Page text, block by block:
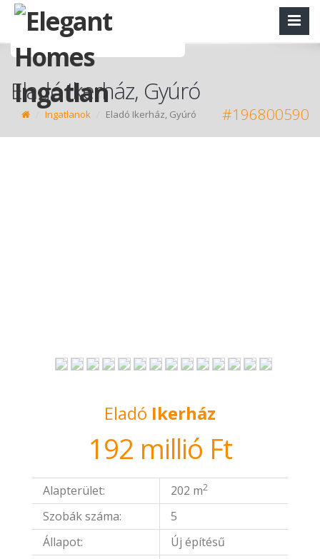
Eladó Ikerház, Gyúró
Ingatlanok Eladó Ikerház, Gyúró #196800590
Eladó Ikerház
192 millió Ft
Alapterület: 202 m2
Szobák száma:
5
Állapot:
Új építésű